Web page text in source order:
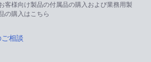
客様向け製品の付属品の購入および業務用製
の購入はこちら
相談